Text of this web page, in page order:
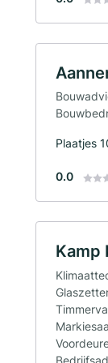
Plaatjes
0.0
Kamp